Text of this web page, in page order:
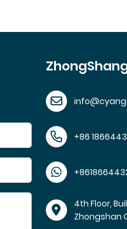
+86
4th Floor,
Zhongshan